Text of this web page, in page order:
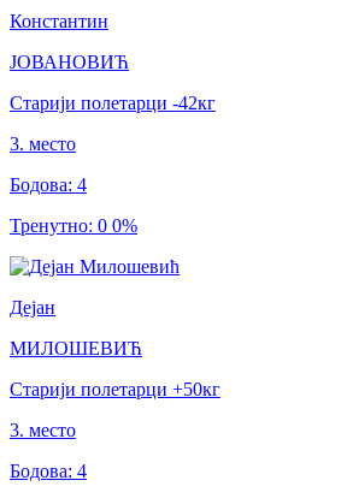
Константин
ЈОВАНОВИЋ
Старији полетарци -42кг
3. место
Бодова: 4
Тренутно: 0 0%
Дејан
МИЛОШЕВИЋ
Старији полетарци +50кг
3. место
Бодова: 4